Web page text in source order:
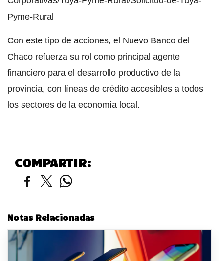
Pyme-Rural
Con este tipo de acciones, el Nuevo Banco del
Chaco refuerza su rol como principal agente
financiero para el desarrollo productivo de la
provincia, con líneas de crédito accesibles a todos
los sectores de la economía local.
COMPARTIR:
Notas Relacionadas